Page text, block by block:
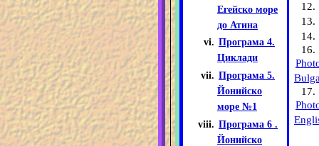
Егейско море
до Атина
Програма 4.
Циклади
Програма 5.
Йонийско
море №1
Програма 6 .
Йонийско
12.
13.
14.
16.
17.